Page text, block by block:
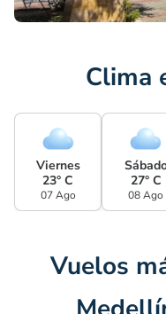
Clima
Viernes
23° C
07 Ago
27° C
08 Ago
Vuelos